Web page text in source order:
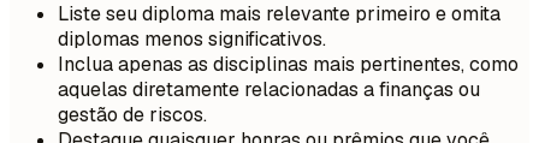
Liste seu diploma mais relevante primeiro e omita
diplomas menos significativos.
Inclua apenas as disciplinas mais pertinentes, como
aquelas diretamente relacionadas a finanças ou
gestão de riscos.